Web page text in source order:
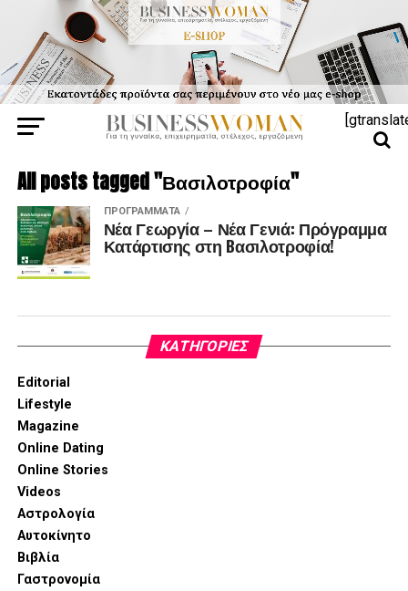
All posts tagged "Βασιλοτροφία"
ΠΡΟΓΡΆΜΜΑΤΑ
Νέα Γεωργία – Νέα Γενιά: Πρόγραμμα
Κατάρτισης στη Bασιλοτροφία!
KΑΤΗΓΟΡΊΕΣ
Editorial
Lifestyle
Magazine
Online Dating
Online Stories
Videos
Αστρολογία
Αυτοκίνητο
Βιβλία
Γαστρονομία